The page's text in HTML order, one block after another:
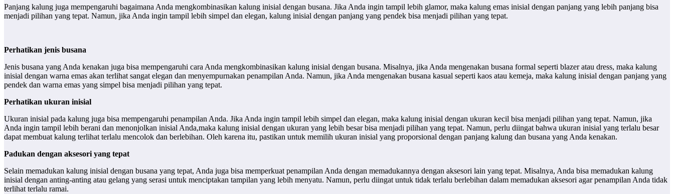
Panjang kalung juga mempengaruhi bagaimana Anda mengkombinasikan kalung inisial dengan busana. Jika Anda ingin tampil lebih glamor, maka kalung emas inisial dengan panjang yang lebih panjang bisa
menjadi pilihan yang tepat. Namun, jika Anda ingin tampil lebih simpel dan elegan, kalung inisial dengan panjang yang pendek bisa menjadi pilihan yang tepat.
Perhatikan jenis busana
Jenis busana yang Anda kenakan juga bisa mempengaruhi cara Anda mengkombinasikan kalung inisial dengan busana. Misalnya, jika Anda mengenakan busana formal seperti blazer atau dress, maka kalung
inisial dengan warna emas akan terlihat sangat elegan dan menyempurnakan penampilan Anda. Namun, jika Anda mengenakan busana kasual seperti kaos atau kemeja, maka kalung inisial dengan panjang yang
pendek dan warna emas yang simpel bisa menjadi pilihan yang tepat.
Perhatikan ukuran inisial
Ukuran inisial pada kalung juga bisa mempengaruhi penampilan Anda. Jika Anda ingin tampil lebih simpel dan elegan, maka kalung inisial dengan ukuran kecil bisa menjadi pilihan yang tepat. Namun, jika
Anda ingin tampil lebih berani dan menonjolkan inisial Anda,maka kalung inisial dengan ukuran yang lebih besar bisa menjadi pilihan yang tepat. Namun, perlu diingat bahwa ukuran inisial yang terlalu besar
dapat membuat kalung terlihat terlalu mencolok dan berlebihan. Oleh karena itu, pastikan untuk memilih ukuran inisial yang proporsional dengan panjang kalung dan busana yang Anda kenakan.
Padukan dengan aksesori yang tepat
Selain memadukan kalung inisial dengan busana yang tepat, Anda juga bisa memperkuat penampilan Anda dengan memadukannya dengan aksesori lain yang tepat. Misalnya, Anda bisa memadukan kalung
inisial dengan anting-anting atau gelang yang serasi untuk menciptakan tampilan yang lebih menyatu. Namun, perlu diingat untuk tidak terlalu berlebihan dalam memadukan aksesori agar penampilan Anda tidak
terlihat terlalu ramai.